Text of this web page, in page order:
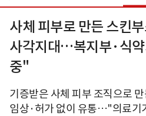
사체 피부로 만든 스킨
사각지대…복지부·식
중"
기증받은 사체 피부 조직으로
임상·허가 없이 유통…"의료기